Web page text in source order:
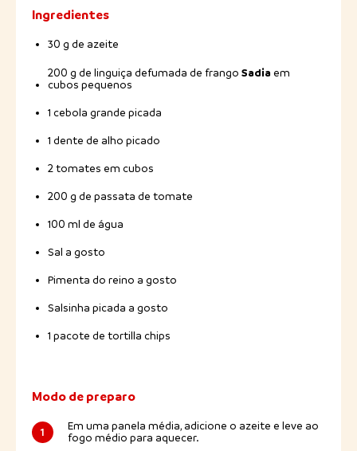
Ingredientes
30 g de azeite
200 g de linguiça defumada de frango Sadia em
cubos pequenos
1 cebola grande picada
1 dente de alho picado
2 tomates em cubos
200 g de passata de tomate
100 ml de água
Sal a gosto
Pimenta do reino a gosto
Salsinha picada a gosto
1 pacote de tortilla chips
Modo de preparo
1
Em uma panela média, adicione o azeite e leve ao
fogo médio para aquecer.